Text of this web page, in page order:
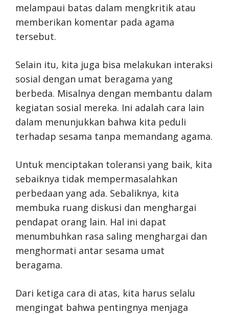
melampaui batas dalam mengkritik atau
memberikan komentar pada agama
tersebut.
Selain itu, kita juga bisa melakukan interaksi
sosial dengan umat beragama yang
berbeda. Misalnya dengan membantu dalam
kegiatan sosial mereka. Ini adalah cara lain
dalam menunjukkan bahwa kita peduli
terhadap sesama tanpa memandang agama.
Untuk menciptakan toleransi yang baik, kita
sebaiknya tidak mempermasalahkan
perbedaan yang ada. Sebaliknya, kita
membuka ruang diskusi dan menghargai
pendapat orang lain. Hal ini dapat
menumbuhkan rasa saling menghargai dan
menghormati antar sesama umat
beragama.
Dari ketiga cara di atas, kita harus selalu
mengingat bahwa pentingnya menjaga